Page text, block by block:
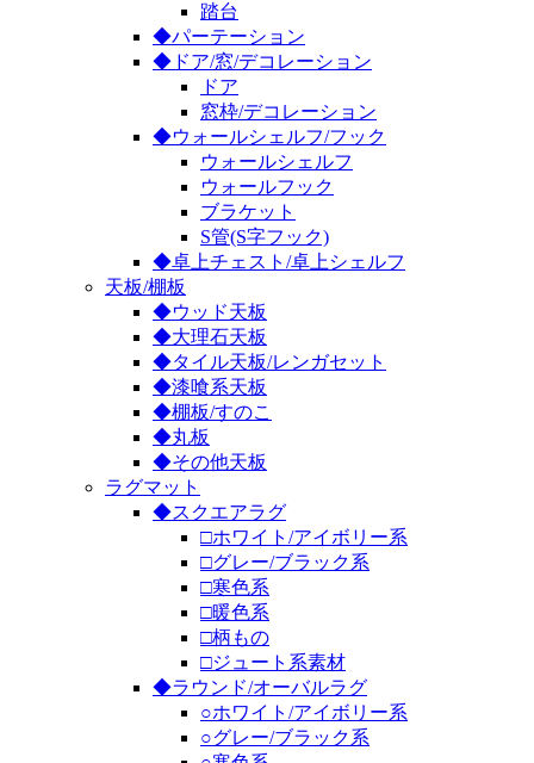
踏台
◆パーテーション
◆ドア/窓/デコレーション
ドア
窓枠/デコレーション
◆ウォールシェルフ/フック
ウォールシェルフ
ウォールフック
ブラケット
S管(S字フック)
◆卓上チェスト/卓上シェルフ
天板/棚板
◆ウッド天板
◆大理石天板
◆タイル天板/レンガセット
◆漆喰系天板
◆棚板/すのこ
◆丸板
◆その他天板
ラグマット
◆スクエアラグ
□ホワイト/アイボリー系
□グレー/ブラック系
□寒色系
□暖色系
□柄もの
□ジュート系素材
◆ラウンド/オーバルラグ
○ホワイト/アイボリー系
○グレー/ブラック系